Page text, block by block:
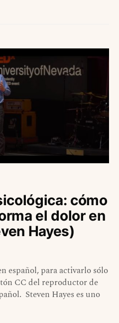
cómo
el dolor en
Hayes)
español, para activarlo sólo
CC del reproductor de
Steven Hayes es uno